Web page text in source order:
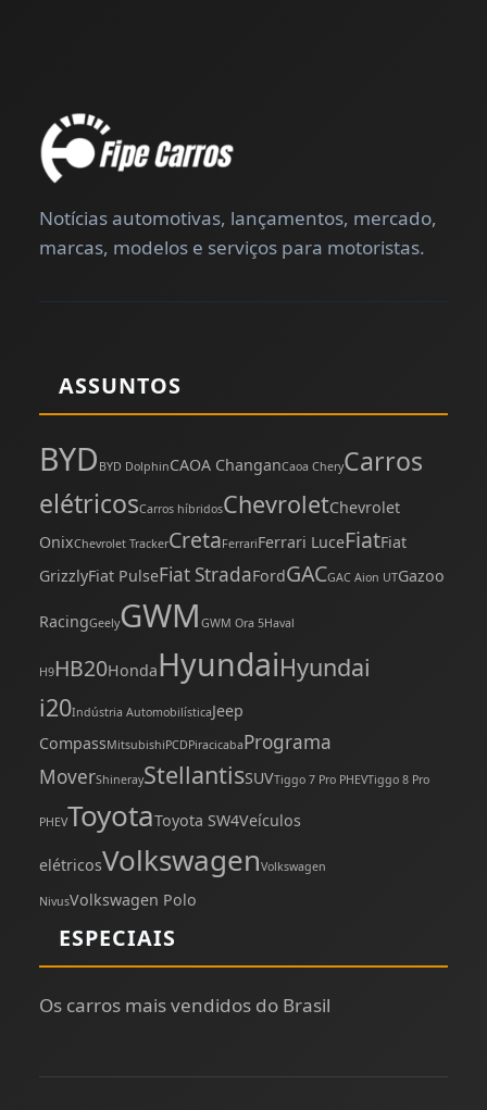
Notícias automotivas, lançamentos, mercado,
marcas, modelos e serviços para motoristas.
ASSUNTOS
BYD BYD DolphinCAOA ChanganCaoa CheryCarros
elétricosCarros híbridosChevroletChevrolet
OnixChevrolet TrackerCretaFerrariFerrari LuceFiatFiat
GrizzlyFiat PulseFiat StradaFordGACGAC Aion UTGazoo
RacingGeelyGWM GWM Ora 5Haval
H9HB20HondaHyundaiHyundai
i20Indústria AutomobilísticaJeep
CompassMitsubishiPCDPiracicabaPrograma
MoverShinerayStellantisSUVTiggo 7 Pro PHEVTiggo 8 Pro
PHEVToyotaToyota SW4Veículos
elétricosVolkswagenVolkswagen
NivusVolkswagen Polo
ESPECIAIS
Os carros mais vendidos do Brasil